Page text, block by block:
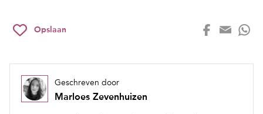
Opslaan
Geschreven door
Marloes Zevenhuizen